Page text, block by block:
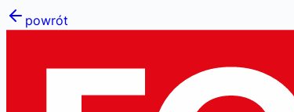
powrót